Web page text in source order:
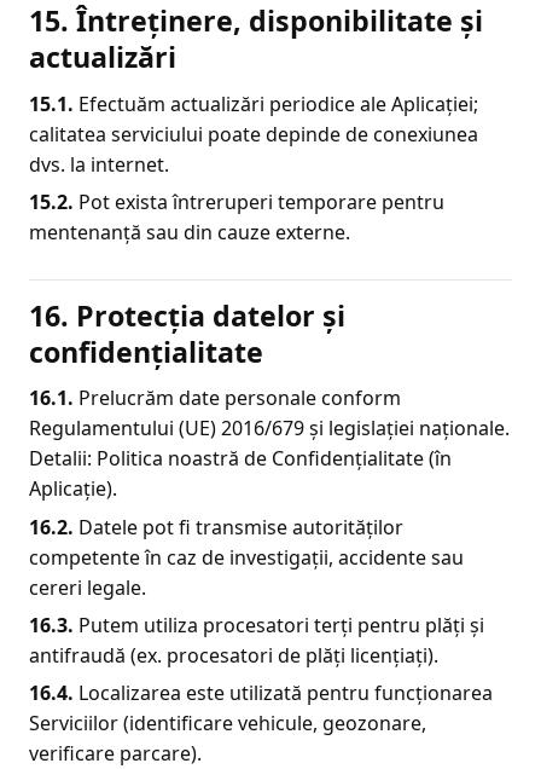
15. Întreținere, disponibilitate și
actualizări
15.1. Efectuăm actualizări periodice ale Aplicației;
calitatea serviciului poate depinde de conexiunea
dvs. la internet.
15.2. Pot exista întreruperi temporare pentru
mentenanță sau din cauze externe.
16. Protecția datelor și
confidențialitate
16.1. Prelucrăm date personale conform
Regulamentului (UE) 2016/679 și legislației naționale.
Detalii: Politica noastră de Confidențialitate (în
Aplicație).
16.2. Datele pot fi transmise autorităților
competente în caz de investigații, accidente sau
cereri legale.
16.3. Putem utiliza procesatori terți pentru plăți și
antifraudă (ex. procesatori de plăți licențiați).
16.4. Localizarea este utilizată pentru funcționarea
Serviciilor (identificare vehicule, geozonare,
verificare parcare).